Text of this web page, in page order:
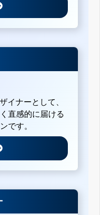
イナーとして、
直感的に届ける
です。